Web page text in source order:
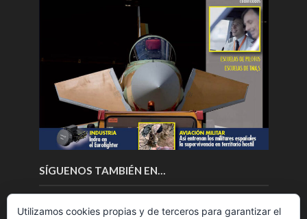
SÍGUENOS TAMBIÉN EN…
Utilizamos cookies propias y de terceros para garantizar el